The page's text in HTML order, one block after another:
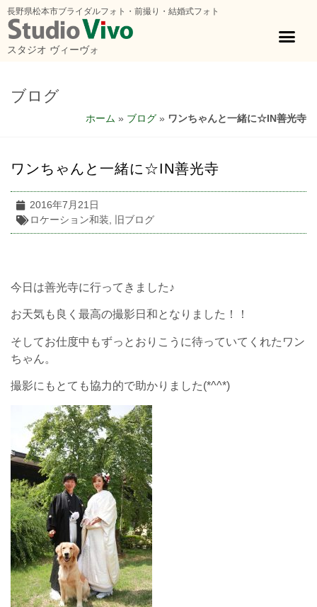
長野県松本市ブライダルフォト・前撮り・結婚式フォト
スタジオ ヴィーヴォ
ブログ
ホーム » ブログ » ワンちゃんと一緒に☆IN善光寺
ワンちゃんと一緒に☆IN善光寺
2016年7月21日
ロケーション和装
旧ブログ
今日は善光寺に行ってきました♪
お天気も良く最高の撮影日和となりました！！
そしてお仕度中もずっとおりこうに待っていてくれたワン
ちゃん。
撮影にもとても協力的で助かりました(*^^*)